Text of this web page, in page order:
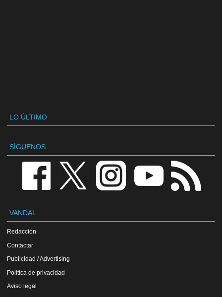
LO ÚLTIMO
SÍGUENOS
VANDAL
Redacción
Contactar
Publicidad / Advertising
Política de privacidad
Aviso legal